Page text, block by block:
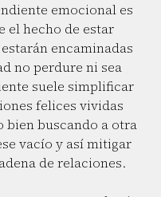
emocional es
el hecho de estar
encaminadas
no perdure ni sea
suele simplificar
felices vividas
bien buscando a otra
vacío y así mitigar
de relaciones.